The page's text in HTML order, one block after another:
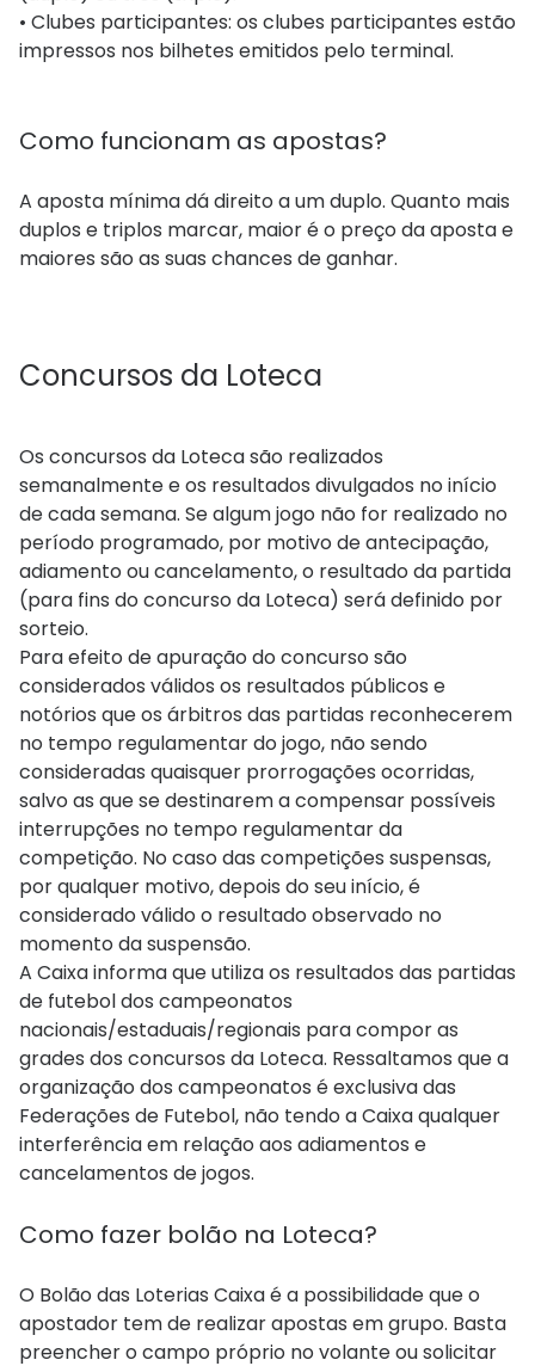
• Clubes participantes: os clubes participantes estão
impressos nos bilhetes emitidos pelo terminal.
Como funcionam as apostas?
A aposta mínima dá direito a um duplo. Quanto mais
duplos e triplos marcar, maior é o preço da aposta e
maiores são as suas chances de ganhar.
Concursos da Loteca
Os concursos da Loteca são realizados
semanalmente e os resultados divulgados no início
de cada semana. Se algum jogo não for realizado no
período programado, por motivo de antecipação,
adiamento ou cancelamento, o resultado da partida
(para fins do concurso da Loteca) será definido por
sorteio.
Para efeito de apuração do concurso são
considerados válidos os resultados públicos e
notórios que os árbitros das partidas reconhecerem
no tempo regulamentar do jogo, não sendo
consideradas quaisquer prorrogações ocorridas,
salvo as que se destinarem a compensar possíveis
interrupções no tempo regulamentar da
competição. No caso das competições suspensas,
por qualquer motivo, depois do seu início, é
considerado válido o resultado observado no
momento da suspensão.​
A Caixa informa que utiliza os resultados das partidas
de futebol dos campeonatos
nacionais/estaduais/regionais para compor as
grades dos concursos da Loteca. Ressaltamos que a
organização dos campeonatos é exclusiva das
Federações de Futebol, não tendo a Caixa qualquer
interferência em relação aos adiamentos e
cancelamentos de jogos.
Como fazer bolão na Loteca?
O Bolão das Loterias Caixa é a possibilidade que o
apostador tem de realizar apostas em grupo. Basta
preencher o campo próprio no volante ou solicitar